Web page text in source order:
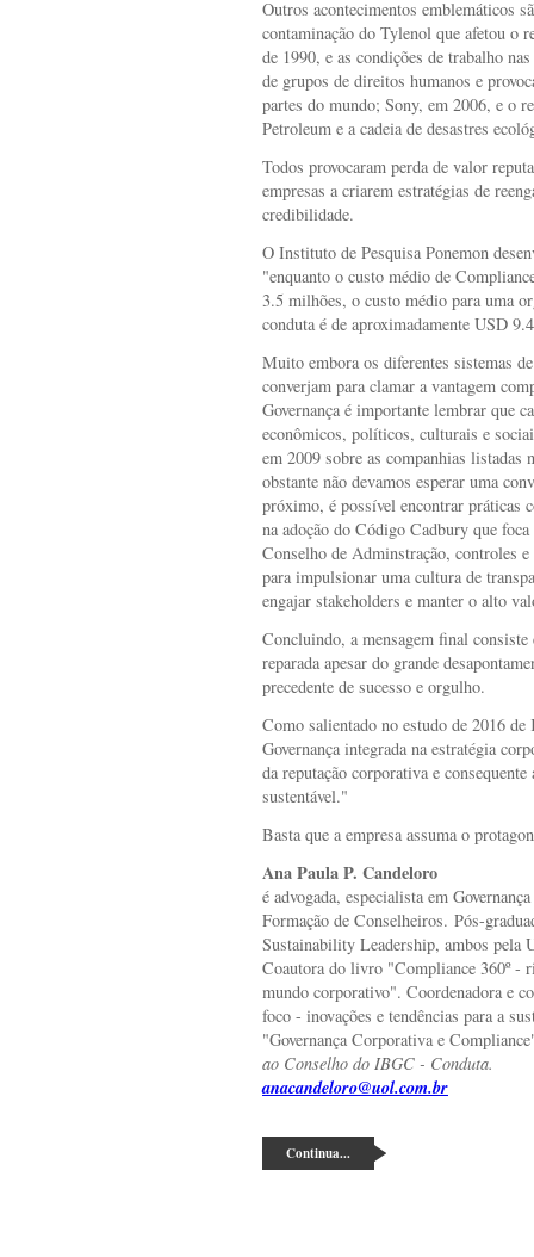
Outros acontecimentos emblemáticos
contaminação do Tylenol que afetou o
de 1990, e as condições de trabalho
de grupos de direitos humanos e
partes do mundo; Sony, em 2006, e o
Petroleum e a cadeia de desastres
Todos provocaram perda de valor
empresas a criarem estratégias de
credibilidade.
O Instituto de Pesquisa Ponemon
"enquanto o custo médio de
3.5 milhões, o custo médio para uma
conduta é de aproximadamente USD
Muito embora os diferentes sistemas
converjam para clamar a vantagem
Governança é importante lembrar que
econômicos, políticos, culturais e
em 2009 sobre as companhias listadas
obstante não devamos esperar uma
próximo, é possível encontrar práticas
na adoção do Código Cadbury que
Conselho de Adminstração, controles
para impulsionar uma cultura de
engajar stakeholders e manter o alto
Concluindo, a mensagem final
reparada apesar do grande
precedente de sucesso e orgulho.
Como salientado no estudo de 2016
Governança integrada na estratégia
da reputação corporativa e
sustentável."
Basta que a empresa assuma o
Ana Paula P. Candeloro
é advogada, especialista em
Formação de Conselheiros. Pós-
Sustainability Leadership, ambos pela
Coautora do livro "Compliance 360º -
mundo corporativo". Coordenadora e
foco - inovações e tendências para a
"Governança Corporativa e
ao Conselho do IBGC - Conduta.
anacandeloro@uol.com.br
Continua...